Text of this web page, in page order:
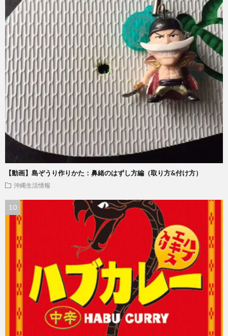
【動画】島ぞうり作りかた：鼻緒のはずし方編（取り方&付け方）
沖縄生活情報